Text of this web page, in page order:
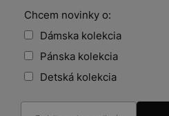
Chcem novinky o:
Dámska kolekcia
Pánska kolekcia
Detská kolekcia